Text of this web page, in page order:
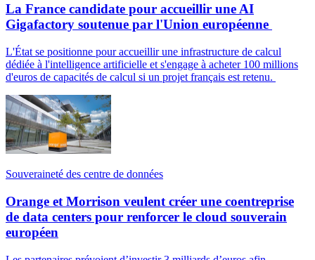
La France candidate pour accueillir une AI
Gigafactory soutenue par l'Union européenne
L'État se positionne pour accueillir une infrastructure de calcul
dédiée à l'intelligence artificielle et s'engage à acheter 100 millions
d'euros de capacités de calcul si un projet français est retenu.
Souveraineté des centre de données
Orange et Morrison veulent créer une coentreprise
de data centers pour renforcer le cloud souverain
européen